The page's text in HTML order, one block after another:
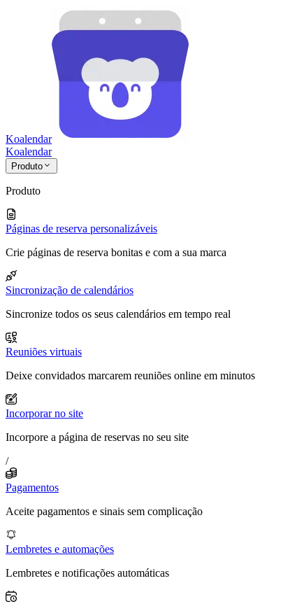
Koalendar
Koalendar
Produto
Produto
Páginas de reserva personalizáveis
Crie páginas de reserva bonitas e com a sua marca
Sincronização de calendários
Sincronize todos os seus calendários em tempo real
Reuniões virtuais
Deixe convidados marcarem reuniões online em minutos
Incorporar no site
Incorpore a página de reservas no seu site
/
Pagamentos
Aceite pagamentos e sinais sem complicação
Lembretes e automações
Lembretes e notificações automáticas